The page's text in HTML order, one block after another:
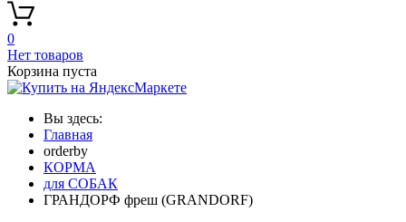
0
Нет товаров
Корзина пуста
Вы здесь:
Главная
orderby
КОРМА
для СОБАК
ГРАНДОРФ фреш (GRANDORF)